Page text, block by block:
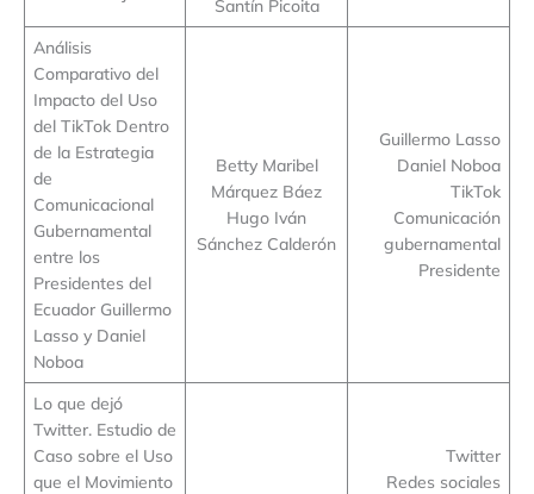
Santín Picoita
Análisis
Comparativo del
Impacto del Uso
del TikTok Dentro
de la Estrategia
de
Comunicacional
Gubernamental
entre los
Presidentes del
Ecuador Guillermo
Lasso y Daniel
Noboa
Betty Maribel
Márquez Báez
Hugo Iván
Sánchez Calderón
Guillermo Lasso
Daniel Noboa
TikTok
Comunicación
gubernamental
Presidente
Lo que dejó
Twitter. Estudio de
Caso sobre el Uso
que el Movimiento
Twitter
Redes sociales